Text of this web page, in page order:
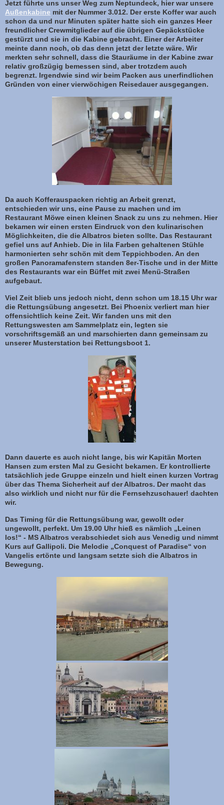
Jetzt führte uns unser Weg zum Neptundeck, hier war unsere
Außenkabine mit der Nummer 3.012. Der erste Koffer war auch
schon da und nur Minuten später hatte sich ein ganzes Heer
freundlicher Crewmitglieder auf die übrigen Gepäckstücke
gestürzt und sie in die Kabine gebracht. Einer der Arbeiter
meinte dann noch, ob das denn jetzt der letzte wäre. Wir
merkten sehr schnell, dass die Stauräume in der Kabine zwar
relativ großzügig bemessen sind, aber trotzdem auch
begrenzt. Irgendwie sind wir beim Packen aus unerfindlichen
Gründen von einer vierwöchigen Reisedauer ausgegangen.
Da auch Kofferauspacken richtig an Arbeit grenzt,
entschieden wir uns, eine Pause zu machen und im
Restaurant Möwe einen kleinen Snack zu uns zu nehmen. Hier
bekamen wir einen ersten Eindruck von den kulinarischen
Möglichkeiten, die die Albatros bieten sollte. Das Restaurant
gefiel uns auf Anhieb. Die in lila Farben gehaltenen Stühle
harmonierten sehr schön mit dem Teppichboden. An den
großen Panoramafenstern standen 8er-Tische und in der Mitte
des Restaurants war ein Büffet mit zwei Menü-Straßen
aufgebaut.
Viel Zeit blieb uns jedoch nicht, denn schon um 18.15 Uhr war
die Rettungsübung angesetzt. Bei Phoenix verliert man hier
offensichtlich keine Zeit. Wir fanden uns mit den
Rettungswesten am Sammelplatz ein, legten sie
vorschriftsgemäß an und marschierten dann gemeinsam zu
unserer Musterstation bei Rettungsboot 1.
Dann dauerte es auch nicht lange, bis wir Kapitän Morten
Hansen zum ersten Mal zu Gesicht bekamen. Er kontrollierte
tatsächlich jede Gruppe einzeln und hielt einen kurzen Vortrag
über das Thema Sicherheit auf der Albatros. Der macht das
also wirklich und nicht nur für die Fernsehzuschauer! dachten
wir.
Das Timing für die Rettungsübung war, gewollt oder
ungewollt, perfekt. Um 19.00 Uhr hieß es nämlich „Leinen
los!“ - MS Albatros verabschiedet sich aus Venedig und nimmt
Kurs auf Gallipoli. Die Melodie „Conquest of Paradise“ von
Vangelis ertönte und langsam setzte sich die Albatros in
Bewegung.